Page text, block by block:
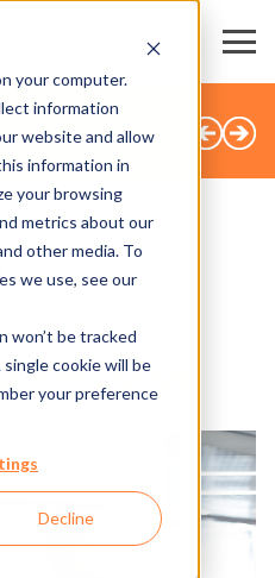
your computer.
information
website and allow
information in
your browsing
metrics about our
other media. To
we use, see our
won’t be tracked
cookie will be
your preference
Decline
JAPAN